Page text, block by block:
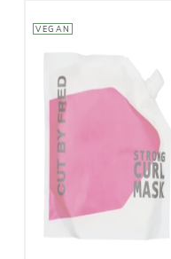
VEGAN
Strong Curl
37,00€